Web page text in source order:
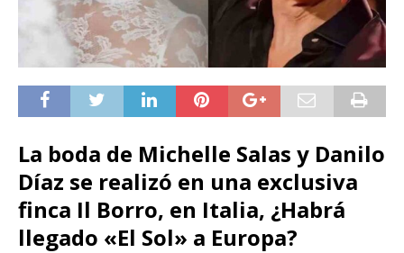
La boda de Michelle Salas y Danilo
Díaz se realizó en una exclusiva
finca Il Borro, en Italia, ¿Habrá
llegado «El Sol» a Europa?